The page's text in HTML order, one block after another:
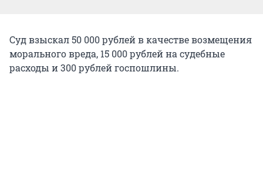
Суд взыскал 50 000 рублей в качестве возмещения
морального вреда, 15 000 рублей на судебные
расходы и 300 рублей госпошлины.